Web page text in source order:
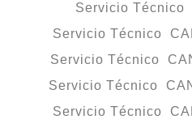
Servicio Técnico
Servicio Técnico
Servicio Técnico
Servicio Técnico
Servicio Técnico